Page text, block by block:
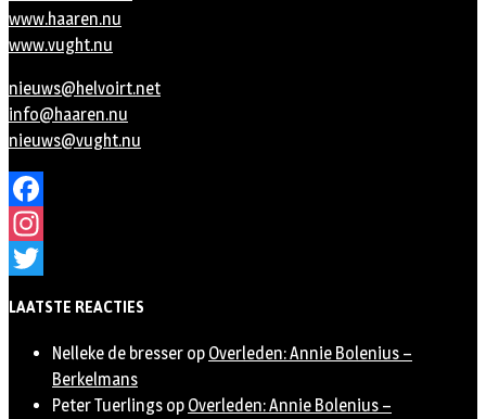
www.haaren.nu
www.vught.nu
nieuws@helvoirt.net
info@haaren.nu
nieuws@vught.nu
Facebook
Instagram
LAATSTE REACTIES
Nelleke de bresser op Overleden: Annie Bolenius –
Berkelmans
Peter Tuerlings op Overleden: Annie Bolenius –